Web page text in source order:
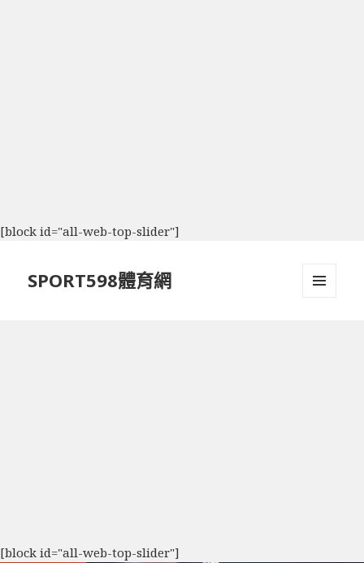
[block id="all-web-top-slider"]
SPORT598體育網
[block id="all-web-top-slider"]